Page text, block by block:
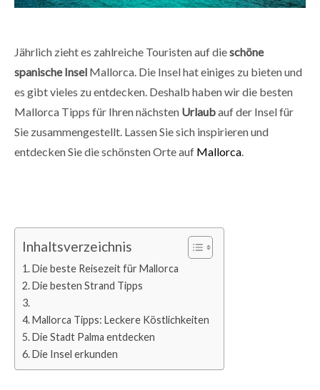
Jährlich zieht es zahlreiche Touristen auf dieschöne
spanische Insel Mallorca. Die Insel hat einiges zu bieten und
es gibt vieles zu entdecken. Deshalb haben wir die besten
Mallorca Tipps für Ihren nächsten Urlaubauf der Insel für
Sie zusammengestellt. Lassen Sie sich inspirieren und
entdecken Sie die schönsten Orte auf Mallorca.
Inhaltsverzeichnis
Die beste Reisezeit für Mallorca
Die besten Strand Tipps
Mallorca Tipps: Leckere Köstlichkeiten
Die Stadt Palma entdecken
Die Insel erkunden